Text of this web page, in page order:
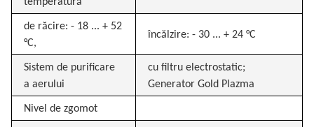
temperatură
de răcire: - 18 ... + 52
°C,
încălzire: - 30 ... + 24 °C
Sistem de purificare
a aerului
cu filtru electrostatic;
Generator Gold Plazma
Nivel de zgomot